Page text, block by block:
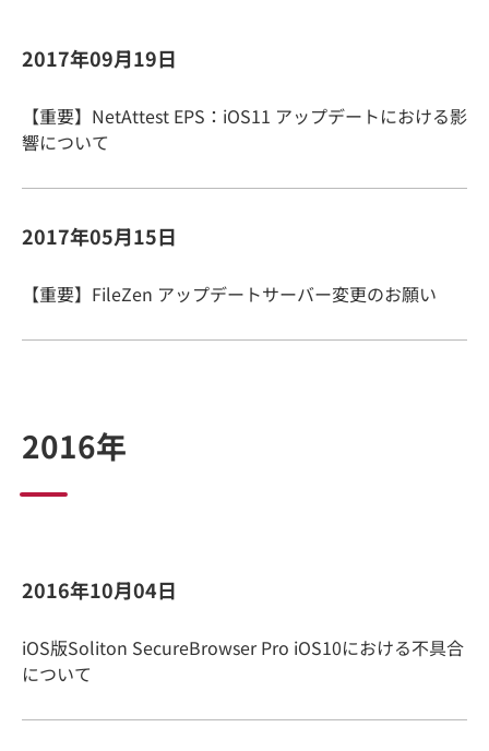
2017年09月19日
【重要】NetAttest EPS：iOS11 アップデートにおける影
響について
2017年05月15日
【重要】FileZen アップデートサーバー変更のお願い
2016年
2016年10月04日
iOS版Soliton SecureBrowser Pro iOS10における不具合
について